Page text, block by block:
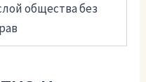
общества без